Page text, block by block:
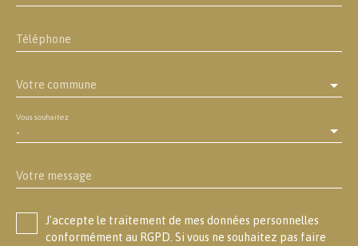
Téléphone
Votre commune
-
Vous souhaitez
Votre message
J'accepte le traitement de mes données personnelles
conformément au RGPD. Si vous ne souhaitez pas faire